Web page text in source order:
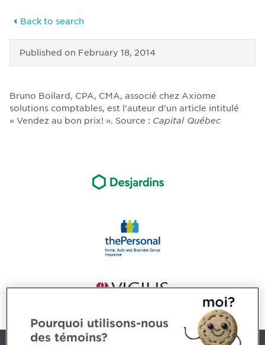
Back to search
Published on February 18, 2014
Bruno Boilard, CPA, CMA, associé chez Axiome
solutions comptables, est l'auteur d'un article intitulé
« Vendez au bon prix! ». Source : Capital Québec
Pourquoi utilisons-nous
des témoins?